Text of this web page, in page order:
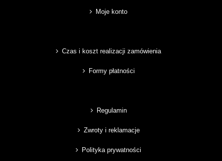
Moje konto
Czas i koszt realizacji zamówienia
Formy płatności
Regulamin
Zwroty i reklamacje
Polityka prywatności